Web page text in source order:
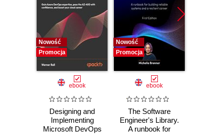
Nowość
Promocja
ebook
Designing and
Implementing
Microsoft DevOps
Nowość
Promocja
ebook
The Software
Engineer's Library.
A runbook for